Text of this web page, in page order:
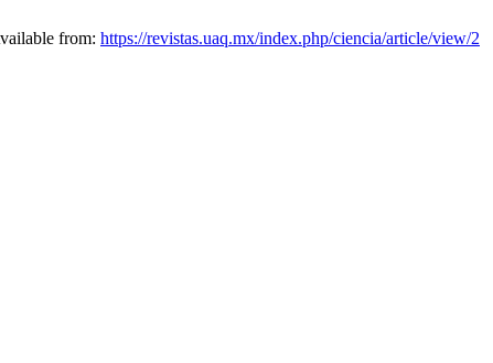
from: https://revistas.uaq.mx/index.php/ciencia/article/view/2